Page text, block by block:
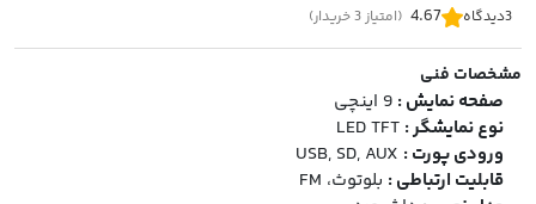
3دیدگاه 4.67 (امتیاز 3 خریدار)
مشخصات فنی
صفحه نمایش : 9 اینچی
نوع نمایشگر : LED TFT
ورودی پورت : USB, SD, AUX
قابلیت ارتباطی : بلوتوث، FM